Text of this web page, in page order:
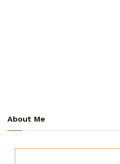
About Me